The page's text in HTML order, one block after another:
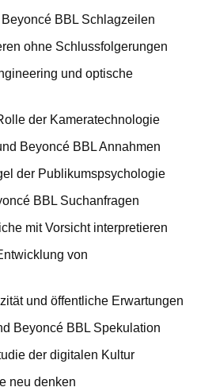
BBL Schlagzeilen
ohne Schlussfolgerungen
und optische
der Kameratechnologie
Beyoncé BBL Annahmen
der Publikumspsychologie
BBL Suchanfragen
mit Vorsicht interpretieren
von
und öffentliche Erwartungen
Beyoncé BBL Spekulation
der digitalen Kultur
neu denken